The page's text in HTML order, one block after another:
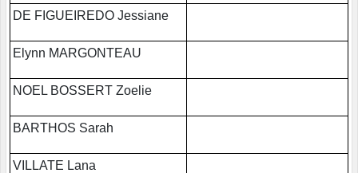
DE FIGUEIREDO Jessiane
Elynn MARGONTEAU
NOEL BOSSERT Zoelie
BARTHOS Sarah
VILLATE Lana